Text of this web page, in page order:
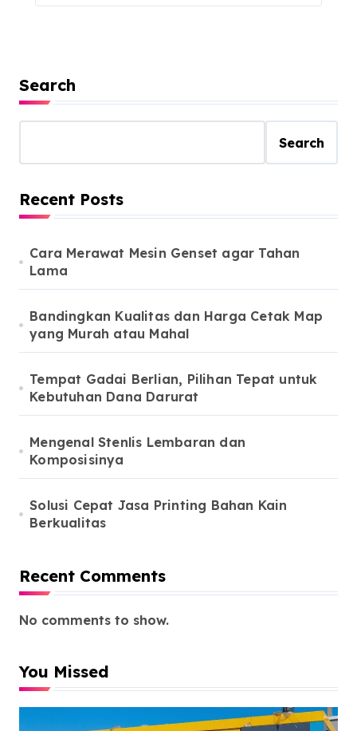
Search
Search
Recent Posts
Cara Merawat Mesin Genset agar Tahan
Lama
Bandingkan Kualitas dan Harga Cetak Map
yang Murah atau Mahal
Tempat Gadai Berlian, Pilihan Tepat untuk
Kebutuhan Dana Darurat
Mengenal Stenlis Lembaran dan
Komposisinya
Solusi Cepat Jasa Printing Bahan Kain
Berkualitas
Recent Comments
No comments to show.
You Missed